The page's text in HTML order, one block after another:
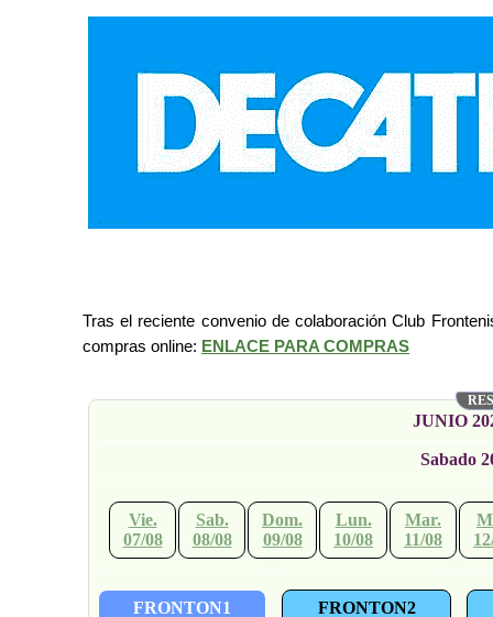
Tras el reciente convenio de colaboración Club
compras online: ENLACE PARA COMPRAS
JUNIO
Sabado
Vie.
07/08
Sab.
08/08
Dom.
09/08
Lun.
10/08
Mar.
11/08
FRONTON1
FRONTON2